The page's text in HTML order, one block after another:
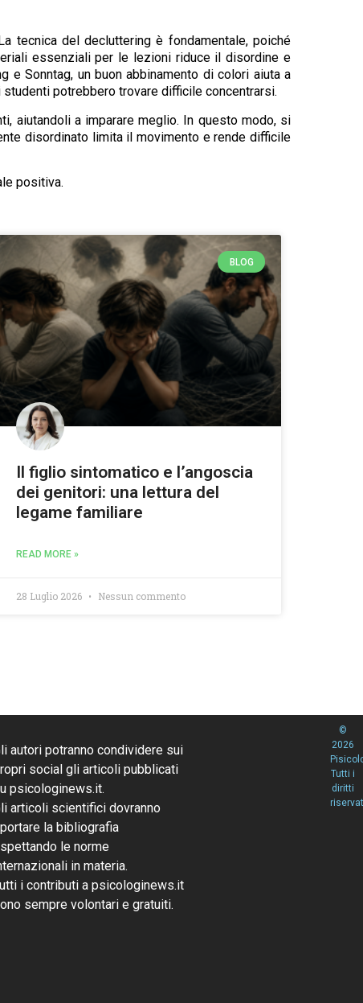
tecnica del decluttering è fondamentale, poiché
essenziali per le lezioni riduce il disordine e
Sonntag, un buon abbinamento di colori aiuta a
potrebbero trovare difficile concentrarsi.
aiutandoli a imparare meglio. In questo modo, si
disordinato limita il movimento e rende difficile
positiva.
BLOG
Il figlio sintomatico e l’angoscia
dei genitori: una lettura del
legame familiare
READ MORE »
28 Luglio 2026 Nessun commento
autori potranno condividere sui
social gli articoli pubblicati
psicologinews.it.
articoli scientifici dovranno
la bibliografia
le norme
in materia.
i contributi a psicologinews.it
sempre volontari e gratuiti.
©
2026
Tutti i
diritti